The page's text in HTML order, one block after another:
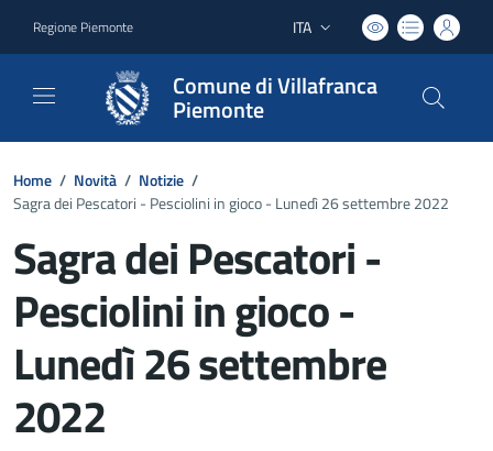
Regione Piemonte Lingua attiva:
ITA
Comune di Villafranca
Piemonte
Home / Novità / Notizie /
Sagra dei Pescatori - Pesciolini in gioco - Lunedì 26 settembre 2022
Sagra dei Pescatori -
Pesciolini in gioco -
Lunedì 26 settembre
2022